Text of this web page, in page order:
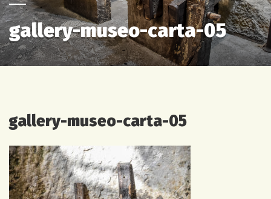
gallery-museo-carta-05
gallery-museo-carta-05